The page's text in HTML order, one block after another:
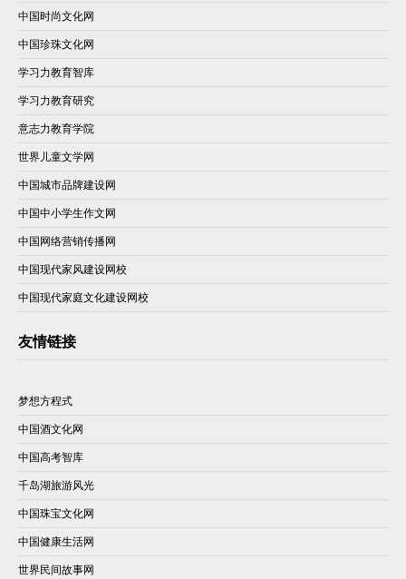
中国时尚文化网
中国珍珠文化网
学习力教育智库
学习力教育研究
意志力教育学院
世界儿童文学网
中国城市品牌建设网
中国中小学生作文网
中国网络营销传播网
中国现代家风建设网校
中国现代家庭文化建设网校
友情链接
梦想方程式
中国酒文化网
中国高考智库
千岛湖旅游风光
中国珠宝文化网
中国健康生活网
世界民间故事网